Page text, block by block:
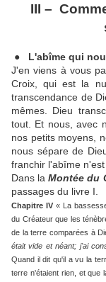
III –
● L'abîme qui
J'en viens à vous
Croix, qui est la
transcendance de
mêmes. Dieu
tout. Et nous, avec
nos petits moyens,
nous sépare de
franchir l'abîme n'est
Dans la Montée du
passages du livre I.
Chapitre IV« La
du Créateur que les
de la terre comparées à
était vide et néant; j'ai
Quand il dit qu'il a vu la
terre n'étaient rien, et que